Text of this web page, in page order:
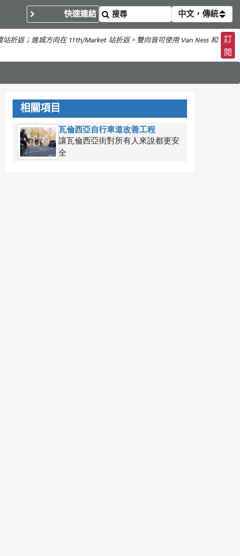
快速連結 中文，傳統
折返；進城方向在 11th/Market 站折返。雙向皆可使用 Van Ness 和
訂
閱
相關項目
瓦倫西亞自行車道改善工程
讓瓦倫西亞街對所有人來說都更安
全